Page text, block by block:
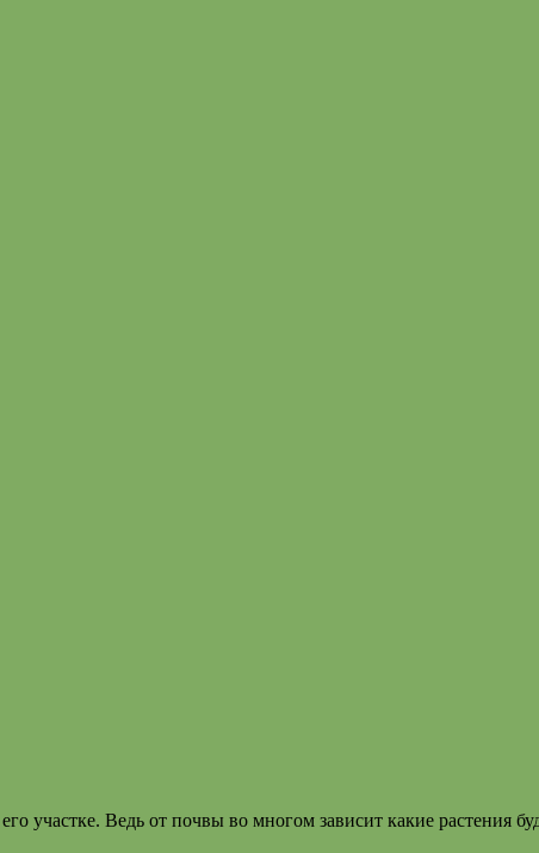
участке. Ведь от почвы во многом зависит какие растения